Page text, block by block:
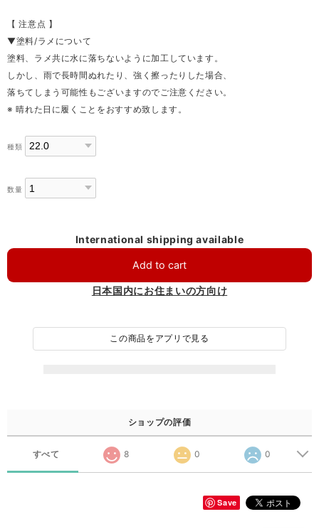
【 注意点 】
▼塗料/ラメについて
塗料、ラメ共に水に落ちないように加工しています。
しかし、雨で長時間ぬれたり、強く擦ったりした場合、
落ちてしまう可能性もございますのでご注意ください。
※ 晴れた日に履くことをおすすめ致します。
種類
数量
International shipping available
Add to cart
日本国内にお住まいの方向け
この商品をアプリで見る
ショップの評価
すべて 8 0 0
Save